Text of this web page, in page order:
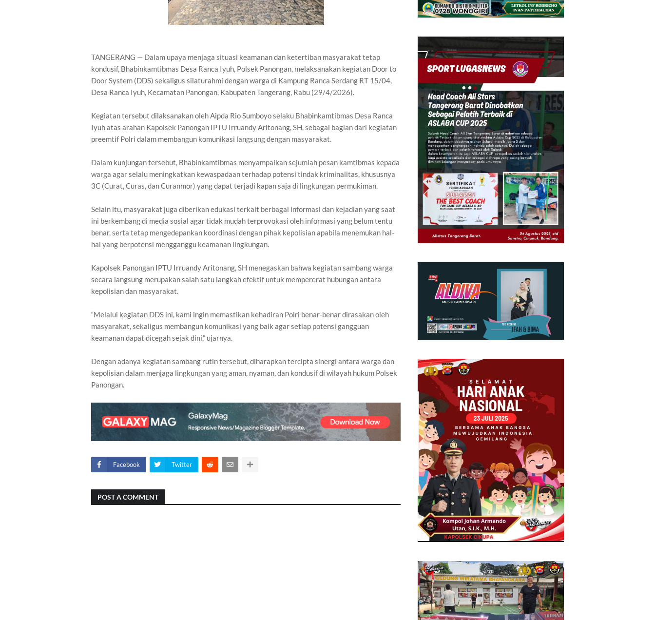
TANGERANG — Dalam upaya menjaga situasi keamanan dan ketertiban masyarakat tetap
kondusif, Bhabinkamtibmas Desa Ranca Iyuh, Polsek Panongan, melaksanakan kegiatan Door to
Door System (DDS) sekaligus silaturahmi dengan warga di Kampung Ranca Serdang RT 15/04,
Desa Ranca Iyuh, Kecamatan Panongan, Kabupaten Tangerang, Rabu (29/4/2026).
Kegiatan tersebut dilaksanakan oleh Aipda Rio Sumboyo selaku Bhabinkamtibmas Desa Ranca
Iyuh atas arahan Kapolsek Panongan IPTU Irruandy Aritonang, SH, sebagai bagian dari kegiatan
preemtif Polri dalam membangun komunikasi langsung dengan masyarakat.
Dalam kunjungan tersebut, Bhabinkamtibmas menyampaikan sejumlah pesan kamtibmas kepada
warga agar selalu meningkatkan kewaspadaan terhadap potensi tindak kriminalitas, khususnya
3C (Curat, Curas, dan Curanmor) yang dapat terjadi kapan saja di lingkungan permukiman.
Selain itu, masyarakat juga diberikan edukasi terkait berbagai informasi dan kejadian yang saat
ini berkembang di media sosial agar tidak mudah terprovokasi oleh informasi yang belum tentu
benar, serta tetap mengedepankan koordinasi dengan pihak kepolisian apabila menemukan hal-
hal yang berpotensi mengganggu keamanan lingkungan.
Kapolsek Panongan IPTU Irruandy Aritonang, SH menegaskan bahwa kegiatan sambang warga
secara langsung merupakan salah satu langkah efektif untuk mempererat hubungan antara
kepolisian dan masyarakat.
“Melalui kegiatan DDS ini, kami ingin memastikan kehadiran Polri benar-benar dirasakan oleh
masyarakat, sekaligus membangun komunikasi yang baik agar setiap potensi gangguan
keamanan dapat dicegah sejak dini,” ujarnya.
Dengan adanya kegiatan sambang rutin tersebut, diharapkan tercipta sinergi antara warga dan
kepolisian dalam menjaga lingkungan yang aman, nyaman, dan kondusif di wilayah hukum Polsek
Panongan.
Facebook Twitter
POST A COMMENT